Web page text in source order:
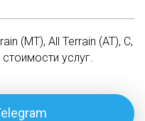
(MT), All Terrain (AT), C,
услуг.